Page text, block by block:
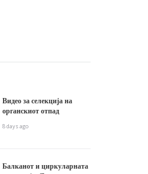
Видео за селекција на
органскиот отпад
8 days ago
Балканот и циркуларната